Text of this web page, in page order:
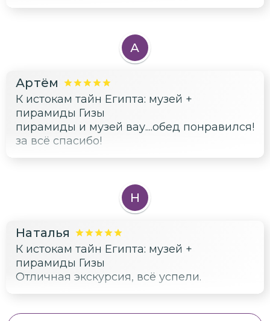
А
Артём
К истокам тайн Египта: музей +
пирамиды Гизы
пирамиды и музей вау....обед понравился!
за всё спасибо!
Н
Наталья
К истокам тайн Египта: музей +
пирамиды Гизы
Отличная экскурсия, всё успели.